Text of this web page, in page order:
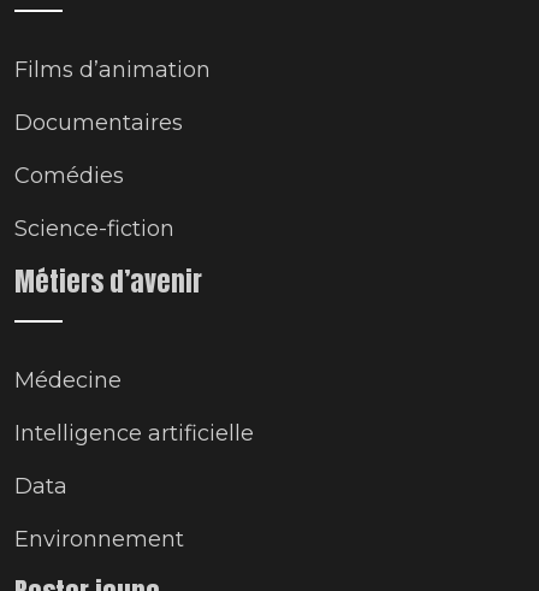
Films d’animation
Documentaires
Comédies
Science-fiction
Métiers d’avenir
Médecine
Intelligence artificielle
Data
Environnement